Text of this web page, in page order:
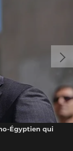
Égyptien qui